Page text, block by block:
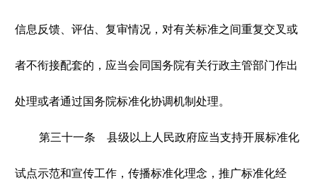
信息反馈、评估、复审情况，对有关标准之间重复交叉或
者不衔接配套的，应当会同国务院有关行政主管部门作出
处理或者通过国务院标准化协调机制处理。
第三十一条 县级以上人民政府应当支持开展标准化
试点示范和宣传工作，传播标准化理念，推广标准化经